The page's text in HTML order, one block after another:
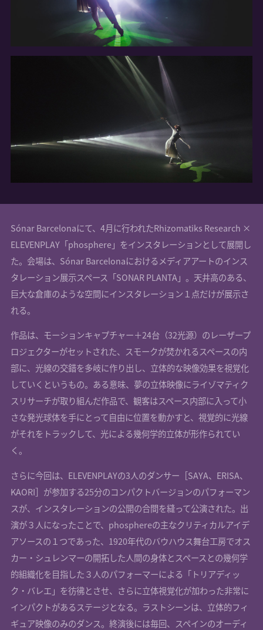
Sónar Barcelonaにて、4月に行われたRhizomatiks Research ×
ELEVENPLAY「phosphere」をインスタレーションとして展開し
た。会場は、Sónar Barcelonaにおけるメディアアートのインス
タレーション展示スペース「SONAR PLANTA」。天井高のある、
巨大な倉庫のような空間にインスタレーション１点だけが展示さ
れる。
作品は、モーションキャプチャー＋24台（32光源）のレーザープ
ロジェクターがセットされた、スモークが焚かれるスペースの内
部に、光線の交錯を多岐に作り出し、立体的な映像効果を視覚化
していくというもの。ある意味、夢の立体映像にライゾマティク
スリサーチが取り組んだ作品で、観客はスペース内部に入って小
さな発光球体を手にとって自由に位置を動かすと、視覚的に光線
がそれをトラックして、光による幾何学的立体が形作られてい
く。
さらに今回は、ELEVENPLAYの3人のダンサー［SAYA、ERISA、
KAORI］が参加する25分のコンパクトバージョンのパフォーマン
スが、インスタレーションの公開の合間を縫って公演された。出
演が３人になったことで、phosphereの主なクリティカルアイデ
アソースの１つであった、1920年代のバウハウス舞台工房でオス
カー・シュレンマーの開拓した人間の身体とスペースとの幾何学
的組織化を目指した３人のパフォーマーによる「トリアディッ
ク・バレエ」を彷彿とさせ、さらに立体視覚化が加わった非常に
インパクトがあるステージとなる。ラストシーンは、立体的フィ
ギュア映像のみのダンス。終演後には毎回、スペインのオーディ